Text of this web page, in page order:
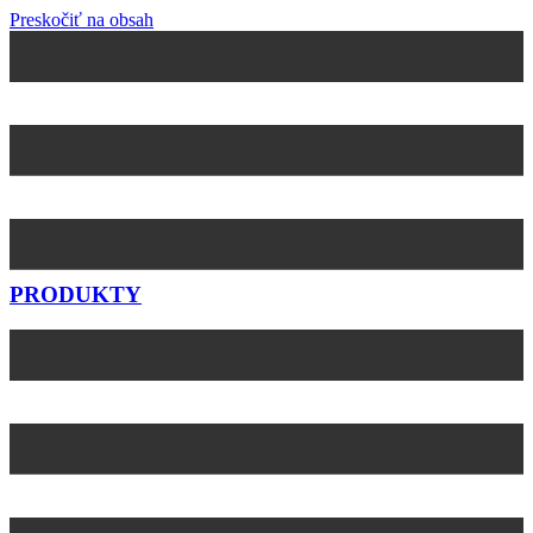
Preskočiť na obsah
PRODUKTY